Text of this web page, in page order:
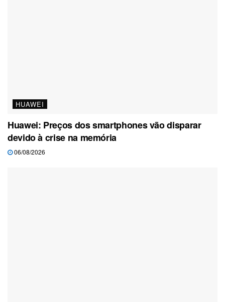
HUAWEI
Huawei: Preços dos smartphones vão disparar
devido à crise na memória
06/08/2026